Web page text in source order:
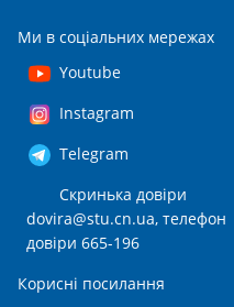
Ми в соціальних мережах
Youtube
Instagram
Telegram
Скринька довіри
dovira@stu.cn.ua, телефон
довіри 665-196
Корисні посилання